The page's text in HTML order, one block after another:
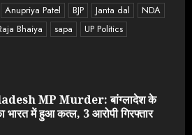
Anupriya Patel BJP Janta dal
NDA
Bhaiya sapa UP Politics
MP Murder: बांग्लादेश के
भारत में हुआ कत्ल, 3 आरोपी गिरफ्तार